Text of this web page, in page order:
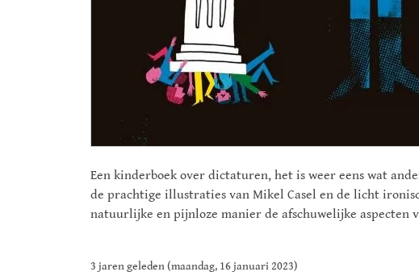
Een kinderboek over dictaturen, het is weer eens wat
de prachtige illustraties van Mikel Casel en de licht
natuurlijke en pijnloze manier de afschuwelijke aspecten
3 jaren geleden (maandag, 16 januari 2023)